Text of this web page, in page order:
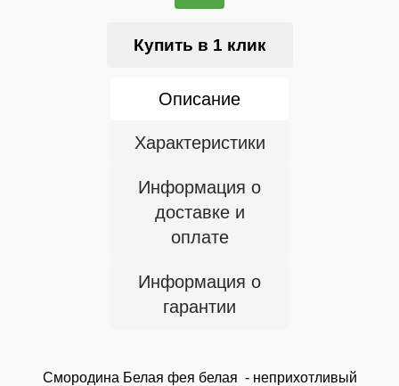
Купить в 1 клик
Описание
Характеристики
Информация о
доставке и
оплате
Информация о
гарантии
Смородина Белая фея белая - неприхотливый